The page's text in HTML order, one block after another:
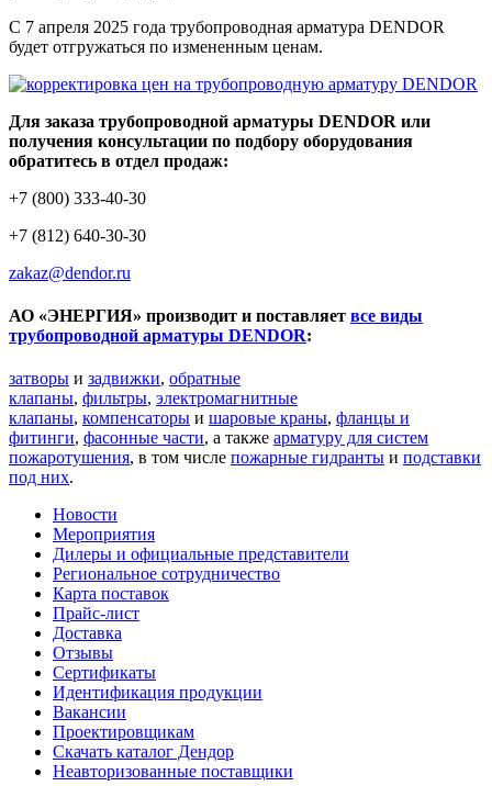
С 7 апреля 2025 года трубопроводная арматура DENDOR
будет отгружаться по измененным ценам.
Для заказа трубопроводной арматуры DENDOR или
получения консультации по подбору оборудования
обратитесь в отдел продаж:
+7 (800) 333-40-30
+7 (812) 640-30-30
zakaz@dendor.ru
АО «ЭНЕРГИЯ» производит и поставляет все виды
трубопроводной арматуры DENDOR:
затворы и задвижки, обратные
клапаны, фильтры, электромагнитные
клапаны, компенсаторы и шаровые краны, фланцы и
фитинги, фасонные части, а также арматуру для систем
пожаротушения, в том числе пожарные гидранты и подставки
под них.
Новости
Мероприятия
Дилеры и официальные представители
Региональное сотрудничество
Карта поставок
Прайс-лист
Доставка
Отзывы
Сертификаты
Идентификация продукции
Вакансии
Проектировщикам
Скачать каталог Дендор
Неавторизованные поставщики